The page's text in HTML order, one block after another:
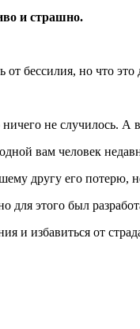
и страшно.
от бессилия, но что это
не случилось. А
вам человек
другу его потерю,
этого был
и избавиться от